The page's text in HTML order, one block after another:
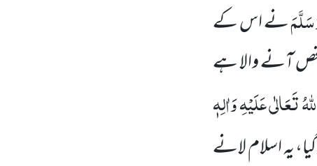
نے اس کے
آنے والا ہے
تَعَالٰی عَلَیْہِ وَاٰلِہٖ
یہ اسلام لانے